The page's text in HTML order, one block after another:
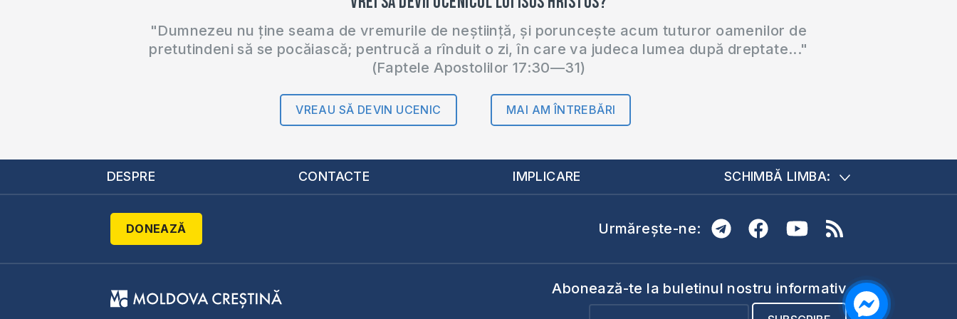
"Dumnezeu nu ține seama de vremurile de neștiință, și poruncește acum tuturor oamenilor de
pretutindeni să se pocăiască; pentrucă a rînduit o zi, în care va judeca lumea după dreptate..."
(Faptele Apostolilor 17:30—31)
VREAU SĂ DEVIN UCENIC MAI AM ÎNTREBĂRI
DESPRE CONTACTE IMPLICARE SCHIMBĂ LIMBA:
DONEAZĂ Urmărește-ne:
Abonează-te la buletinul nostru informativ